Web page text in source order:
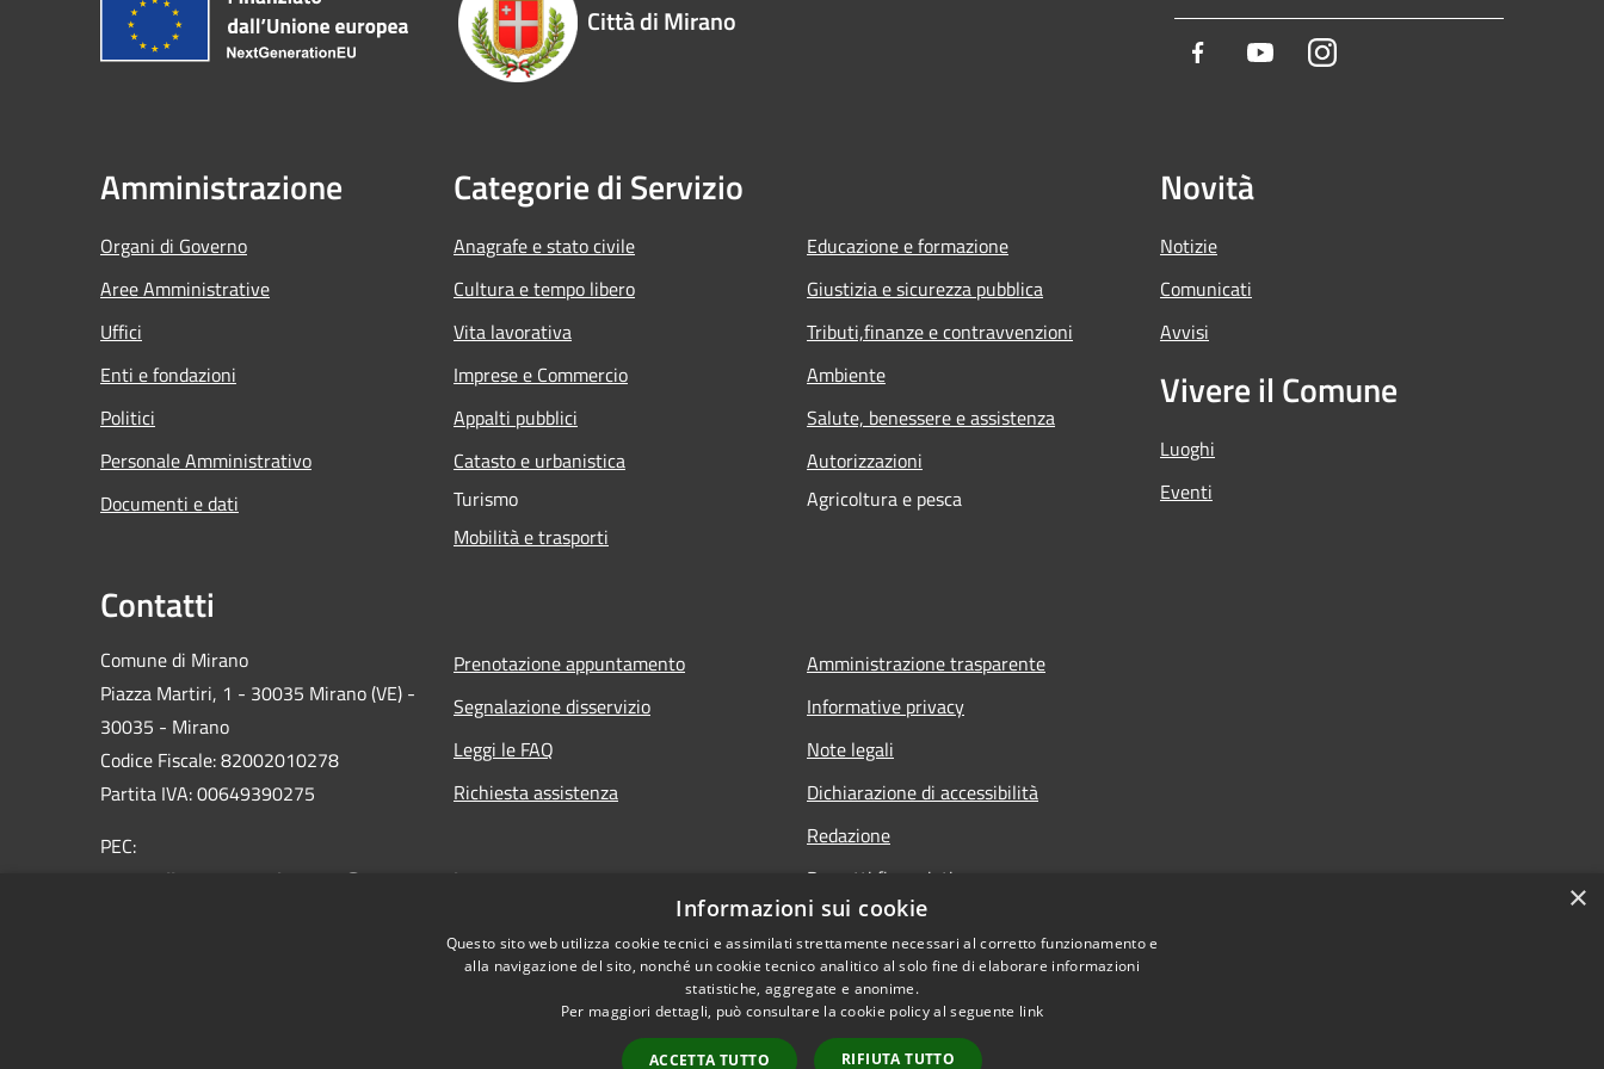
Città di Mirano
Facebook YoutubeInstagram
Amministrazione
Organi di Governo
Aree Amministrative
Uffici
Enti e fondazioni
Politici
Personale Amministrativo
Documenti e dati
Categorie di Servizio
Anagrafe e stato civile
Cultura e tempo libero
Vita lavorativa
Imprese e Commercio
Appalti pubblici
Catasto e urbanistica
Turismo
Mobilità e trasporti
Educazione e formazione
Giustizia e sicurezza pubblica
Tributi,finanze e contravvenzioni
Ambiente
Salute, benessere e assistenza
Autorizzazioni
Agricoltura e pesca
Novità
Notizie
Comunicati
Avvisi
Vivere il Comune
Luoghi
Eventi
Contatti
Comune di Mirano
Piazza Martiri, 1 - 30035 Mirano (VE) -
30035 - Mirano
Codice Fiscale: 82002010278
Partita IVA: 00649390275
PEC:
protocollo.comune.mirano.ve@pecveneto.it
Prenotazione appuntamento
Segnalazione disservizio
Leggi le FAQ
Richiesta assistenza
Amministrazione trasparente
Informative privacy
Note legali
Dichiarazione di accessibilità
Redazione
Progetti finanziati
Dichiarazione di accessibilità
×
Informazioni sui cookie
Questo sito web utilizza cookie tecnici e assimilati strettamente necessari al corretto funzionamento e
alla navigazione del sito, nonché un cookie tecnico analitico al solo fine di elaborare informazioni
statistiche, aggregate e anonime.
Per maggiori dettagli, può consultare la cookie policy al seguente link
ACCETTA TUTTO RIFIUTA TUTTO